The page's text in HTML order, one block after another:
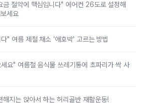
금 절약에 핵심입니다" 에어컨 26도로 설정해
세요
" 여름 제철 채소 '애호박' 고르는 방법
요" 여름철 음식물 쓰레기통에 초파리가 싹 사
지는 앉아서 하는 허리골반 재활운동!